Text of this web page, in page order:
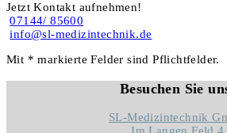
Jetzt Kontakt aufnehmen!
07144/ 85600
info@sl-medizintechnik.de
Mit * markierte Felder sind Pflichtfelder.
Besuchen Sie
SL-Medizintechnik